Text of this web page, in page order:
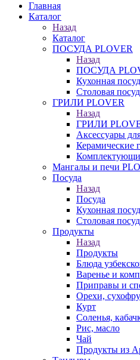
Главная
Каталог
Назад
Каталог
ПОСУДА PLOVER
Назад
ПОСУДА
Кухонная
Столовая
ГРИЛИ PLOVER
Назад
ГРИЛИ
Аксессуары
Керамические
Мангалы и печи
Посуда
Назад
Посуда
Кухонная
Столовая
Продукты
Назад
Продукты
Блюда
Варенье и
Приправы и
Орехи,
Курт
Соленья,
Рис, масло
Чай
Продукты из